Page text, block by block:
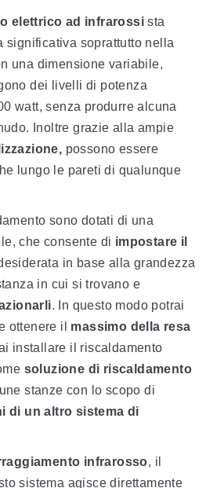
elettrico ad infrarossista
significativa soprattutto nella
una dimensione variabile,
dei livelli di potenza
watt, senza produrre alcuna
Inoltre grazie alla ampie
possono essere
lungo le pareti di qualunque
sono dotati di una
che consente di impostare il
in base alla grandezza
in cui si trovano e
. In questo modo potrai
ottenere il massimo della resa
installare il riscaldamento
soluzione di riscaldamento
stanze con lo scopo di
di un altro sistema di
infrarosso, il
sistema agisce direttamente